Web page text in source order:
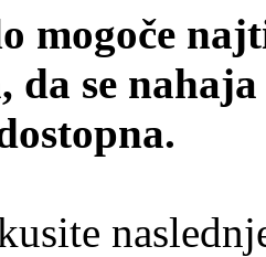
mogoče
da se